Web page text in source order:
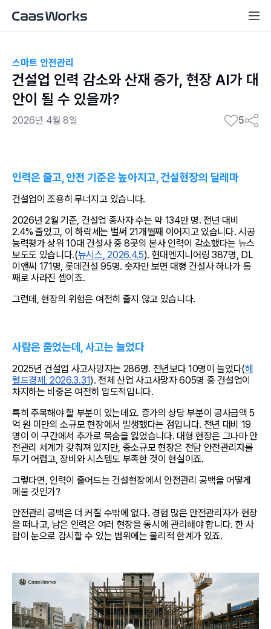
스마트 안전관리
건설업 인력 감소와 산재 증가, 현장 AI가 대
안이 될 수 있을까?
2026년 4월 8일 5
인력은 줄고, 안전 기준은 높아지고, 건설현장의 딜레마
건설업이 조용히 무너지고 있습니다.
2026년 2월 기준, 건설업 종사자 수는 약 134만 명. 전년 대비
2.4% 줄었고, 이 하락세는 벌써 21개월째 이어지고 있습니다. 시공
능력평가 상위 10대 건설사 중 8곳의 본사 인력이 감소했다는 뉴스
보도도 있습니다.(뉴시스, 2026.4.5). 현대엔지니어링 387명, DL
이앤씨 171명, 롯데건설 95명. 숫자만 보면 대형 건설사 하나가 통
째로 사라진 셈이죠.
그런데, 현장의 위험은 여전히 줄지 않고 있습니다.
사람은 줄었는데, 사고는 늘었다
2025년 건설업 사고사망자는 286명. 전년보다 10명이 늘었다(헤
럴드경제, 2026.3.31). 전체 산업 사고사망자 605명 중 건설업이
차지하는 비중은 여전히 압도적입니다.
특히 주목해야 할 부분이 있는데요. 증가의 상당 부분이 공사금액 5
억 원 미만의 소규모 현장에서 발생했다는 점입니다. 전년 대비 19
명이 이 구간에서 추가로 목숨을 잃었습니다. 대형 현장은 그나마 안
전관리 체계가 갖춰져 있지만, 중소규모 현장은 전담 안전관리자를
두기 어렵고, 장비와 시스템도 부족한 것이 현실이죠.
그렇다면, 인력이 줄어드는 건설현장에서 안전관리 공백을 어떻게
메울 것인가?
안전관리 공백은 더 커질 수밖에 없다. 경험 많은 안전관리자가 현장
을 떠나고, 남은 인력은 여러 현장을 동시에 관리해야 합니다. 한 사
람이 눈으로 감시할 수 있는 범위에는 물리적 한계가 있죠.